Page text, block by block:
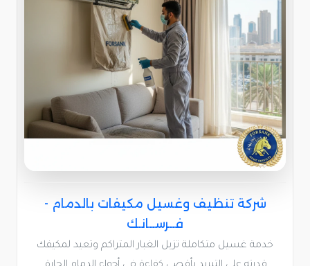
شركة تنظيف وغسيل مكيفات بالدمام -
فــرســانـك
خدمة غسيل متكاملة تزيل الغبار المتراكم وتعيد لمكيفك